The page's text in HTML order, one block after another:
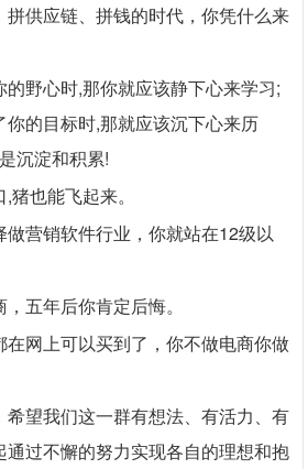
供应链、拼钱的时代，你凭什么来
野心时,那你就应该静下心来学习;
的目标时,那就应该沉下心来历
沉淀和积累!
也能飞起来。
营销软件行业，你就站在12级以
五年后你肯定后悔。
网上可以买到了，你不做电商你做
希望我们这一群有想法、有活力、有
过不懈的努力实现各自的理想和抱